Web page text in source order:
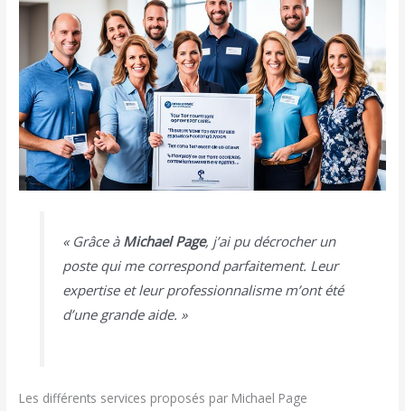
« Grâce à Michael Page, j’ai pu décrocher un
poste qui me correspond parfaitement. Leur
expertise et leur professionnalisme m’ont été
d’une grande aide. »
Les différents services proposés par Michael Page